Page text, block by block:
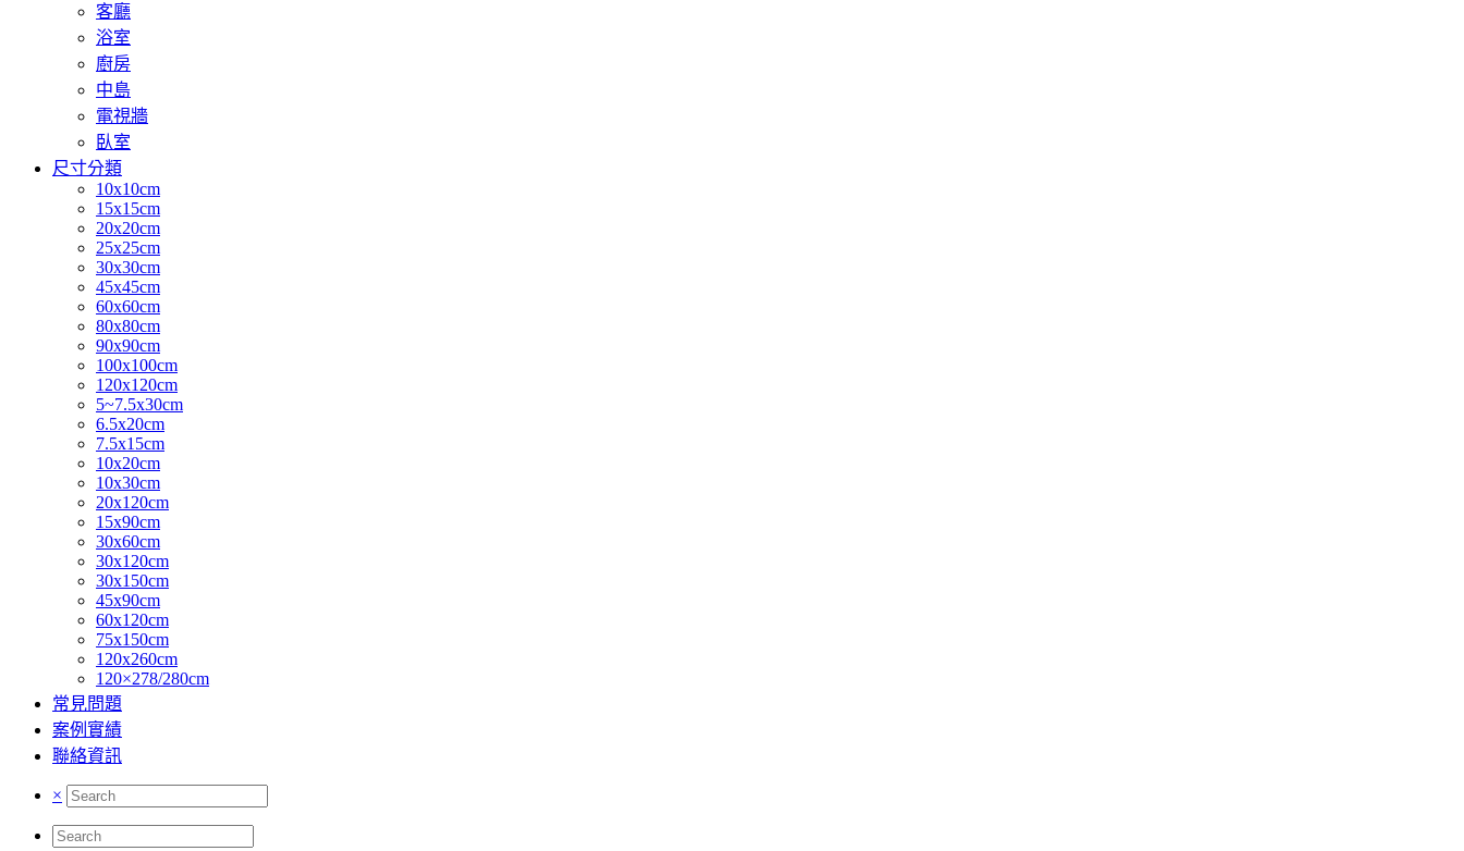
客廳
浴室
廚房
中島
電視牆
臥室
尺寸分類
10x10cm
15x15cm
20x20cm
25x25cm
30x30cm
45x45cm
60x60cm
80x80cm
90x90cm
100x100cm
120x120cm
5~7.5x30cm
6.5x20cm
7.5x15cm
10x20cm
10x30cm
20x120cm
15x90cm
30x60cm
30x120cm
30x150cm
45x90cm
60x120cm
75x150cm
120x260cm
120×278/280cm
常見問題
案例實績
聯絡資訊
×